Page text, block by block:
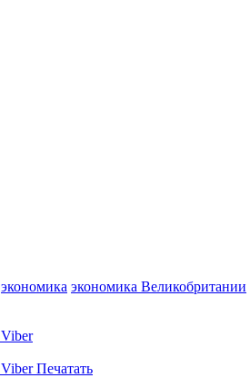
экономика экономика Великобритании
Viber
Viber Печатать